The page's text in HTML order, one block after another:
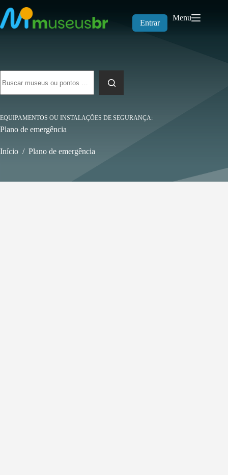
para
o
conteúdo
Entrar
Menu
resultados
EQUIPAMENTOS OU INSTALAÇÕES DE SEGURANÇA
Plano de emergência
Início / Plano de emergência